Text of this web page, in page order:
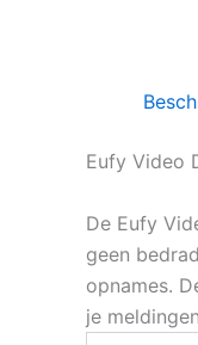
Eufy Video
De Eufy
geen
opnames.
je